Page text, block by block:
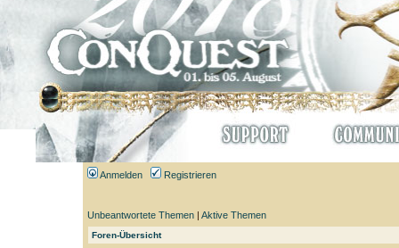
Anmelden Registrieren
Unbeantwortete Themen | Aktive Themen
Foren-Übersicht